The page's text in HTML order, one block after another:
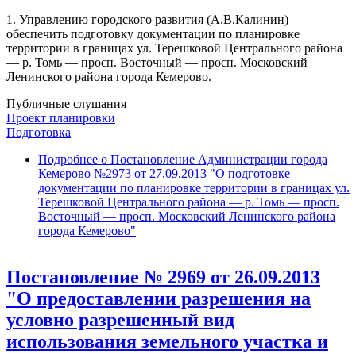
1. Управлению городского развития (А.В.Калинин)
обеспечить подготовку документации по планировке
территории в границах ул. Терешковой Центрального района
— р. Томь — просп. Восточный — просп. Московский
Ленинского района города Кемерово.
Публичные слушания
Проект планировки
Подготовка
Подробнее о Постановление Администрации города
Кемерово №2973 от 27.09.2013 "О подготовке
документации по планировке территории в границах ул.
Терешковой Центрального района — р. Томь — просп.
Восточный — просп. Московский Ленинского района
города Кемерово"
Постановление № 2969 от 26.09.2013
"О предоставлении разрешения на
условно разрешенный вид
использования земельного участка и